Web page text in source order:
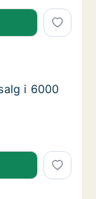
i 6000
Kolding,
i 6000
i 6000
i 6000